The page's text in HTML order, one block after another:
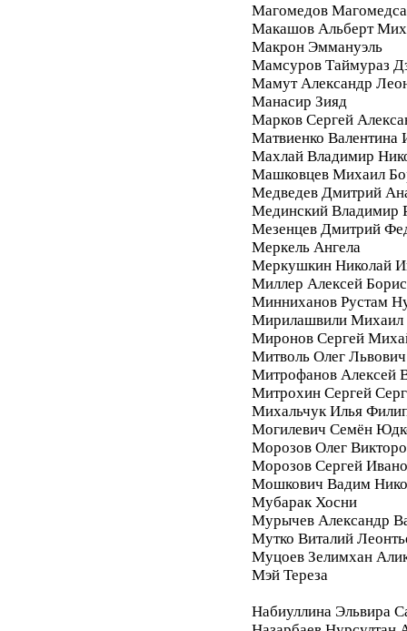
Магомедов
Макашов Альберт
Макрон Эммануэль
Мамсуров Таймураз
Мамут Александр
Манасир Зияд
Марков Сергей
Матвиенко Валентина
Махлай Владимир
Машковцев Михаил
Медведев Дмитрий
Мединский Владимир
Мезенцев Дмитрий
Меркель Ангела
Меркушкин Николай
Миллер Алексей
Минниханов Рустам
Мирилашвили Михаил
Миронов Сергей
Митволь Олег Львович
Митрофанов Алексей
Митрохин Сергей
Михальчук Илья
Могилевич Семён
Морозов Олег
Морозов Сергей
Мошкович Вадим
Мубарак Хосни
Мурычев Александр
Мутко Виталий
Муцоев Зелимхан
Мэй Тереза
Набиуллина Эльвира